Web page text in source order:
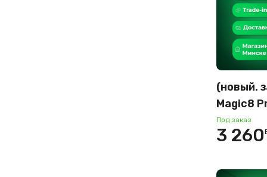
(новый.
Magic8
(золотой
Под заказ
3 260